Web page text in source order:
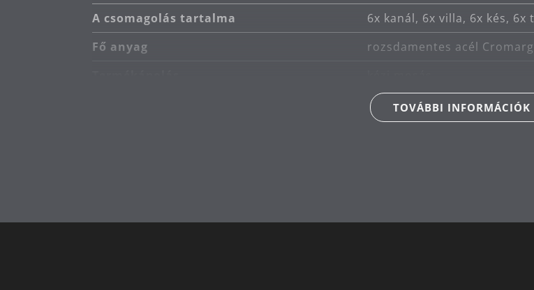
A csomagolás tartalma
6x kanál, 6x villa, 6x kés,
Fő anyag
rozsdamentes acél
TOVÁBBI INFORMÁCIÓK